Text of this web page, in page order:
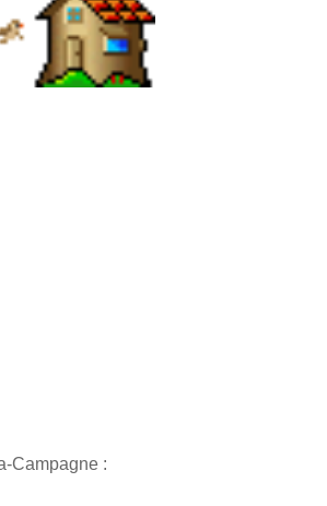
Campagne :